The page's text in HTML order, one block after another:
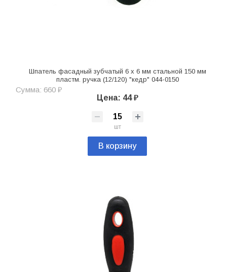
Шпатель фасадный зубчатый 6 х 6 мм стальной 150 мм
пластм. ручка (12/120) "кедр" 044-0150
Сумма: 660 ₽
Цена: 44 ₽
шт
В корзину